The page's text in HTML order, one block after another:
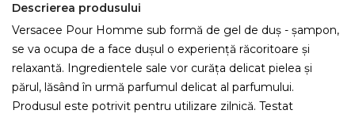
Descrierea produsului
Versacee Pour Homme sub formă de gel de duș - șampon,
se va ocupa de a face dușul o experiență răcoritoare și
relaxantă. Ingredientele sale vor curăța delicat pielea și
părul, lăsând în urmă parfumul delicat al parfumului.
Produsul este potrivit pentru utilizare zilnică. Testat